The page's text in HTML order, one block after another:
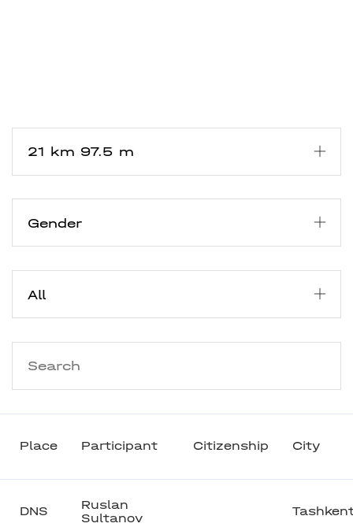
Place Participant Citizenship City
DNS
Ruslan
Sultanov